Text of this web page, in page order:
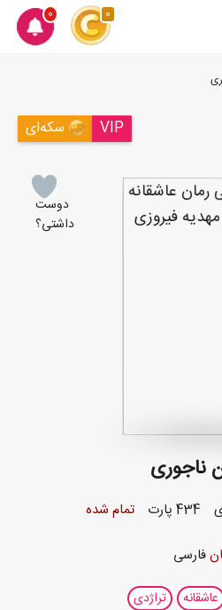
0 0
سکه‌ای VIP
دوست
داشتی؟
ناجوری
434 پارت تمام شده
فارسی
عاشقانه تراژدی